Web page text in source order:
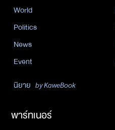
World
Politics
News
Event
นิยาย by KaweBook
พาร์ทเนอร์